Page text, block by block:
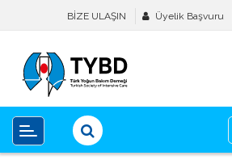
BİZE ULAŞIN Üyelik Başvuru